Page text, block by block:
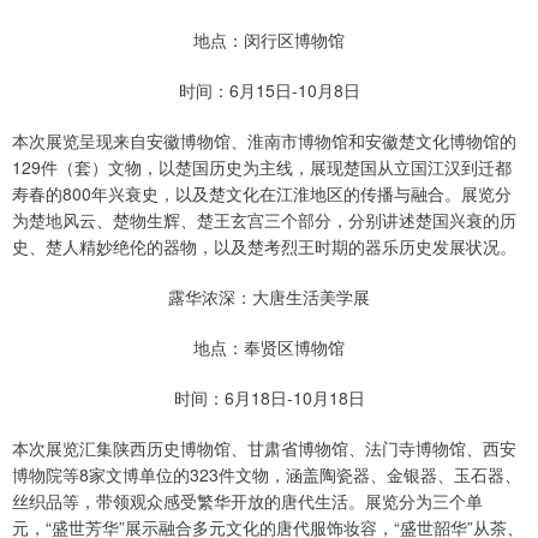
地点：闵行区博物馆
时间：6月15日-10月8日
本次展览呈现来自安徽博物馆、淮南市博物馆和安徽楚文化博物馆的
129件（套）文物，以楚国历史为主线，展现楚国从立国江汉到迁都
寿春的800年兴衰史，以及楚文化在江淮地区的传播与融合。展览分
为楚地风云、楚物生辉、楚王玄宫三个部分，分别讲述楚国兴衰的历
史、楚人精妙绝伦的器物，以及楚考烈王时期的器乐历史发展状况。
露华浓深：大唐生活美学展
地点：奉贤区博物馆
时间：6月18日-10月18日
本次展览汇集陕西历史博物馆、甘肃省博物馆、法门寺博物馆、西安
博物院等8家文博单位的323件文物，涵盖陶瓷器、金银器、玉石器、
丝织品等，带领观众感受繁华开放的唐代生活。展览分为三个单
元，“盛世芳华”展示融合多元文化的唐代服饰妆容，“盛世韶华”从茶、